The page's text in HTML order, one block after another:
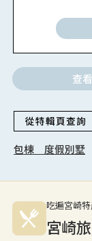
查
包棟 度假別墅
吃遍宮崎特
宮崎